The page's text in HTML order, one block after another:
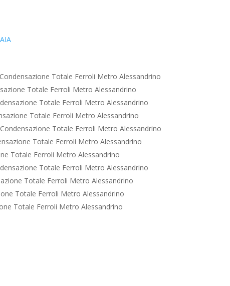
Totale Ferroli Metro Alessandrino
Totale Ferroli Metro Alessandrino
Totale Ferroli Metro Alessandrino
Totale Ferroli Metro Alessandrino
Totale Ferroli Metro Alessandrino
Totale Ferroli Metro Alessandrino
Totale Ferroli Metro Alessandrino
Totale Ferroli Metro Alessandrino
Totale Ferroli Metro Alessandrino
Totale Ferroli Metro Alessandrino
Totale Ferroli Metro Alessandrino